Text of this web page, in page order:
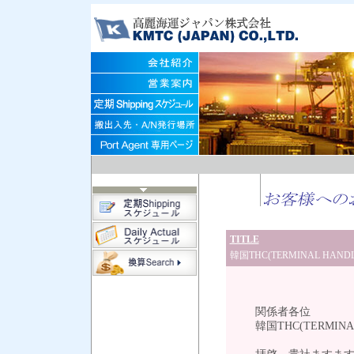
TITLE
韓国THC(TERMINAL
関係者各位
韓国